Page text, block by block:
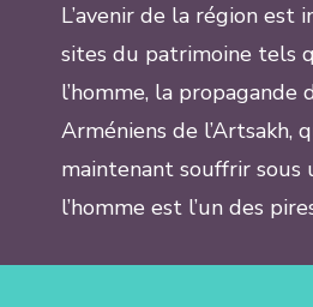
L’avenir de la région est
sites du patrimoine tels
l’homme, la propagande
Arméniens de l’Artsakh,
maintenant souffrir
l’homme est l’un des